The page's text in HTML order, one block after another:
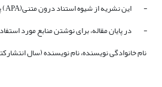
- این نشریه از شیوه استناد درون متنی(APA) پیروی می کند. برای استناد در متن این گونه عمل شود: (نام خانوادگی پدیدآورنده، سال نشر اثر، شماره صفحه). مثال: (رضایی منش، 1380، ص 67).
- در پایان مقاله، برای نوشتن منابع مورد
نام خانوادگی نویسنده، نام نویسنده (سال